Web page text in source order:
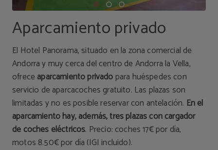
Aparcamiento privado
El Hotel Panorama, situado en la zona comercial de
Andorra y muy cerca del centro de Andorra la Vella,
ofrece aparcamiento privadopara huéspedes con
servicio de aparcacoches gratuito. Las plazas son
limitadas y no es posible reservar con antelación. En el
aparcamiento hay, además, tres plazas con cargador
de coches eléctricos. Precio: coches 17€ por día,
motos 8.50€ por día (IGI incluido).